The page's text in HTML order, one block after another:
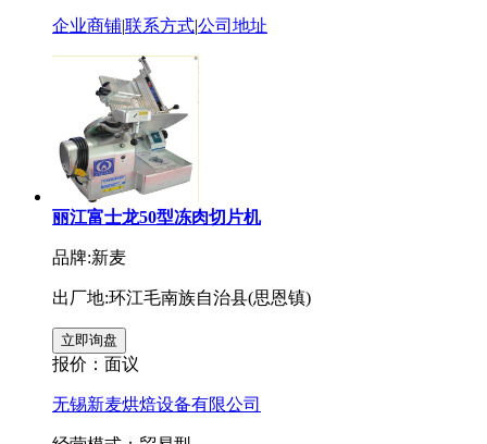
企业商铺|联系方式|公司地址
丽江富士龙50型冻肉切片机
品牌:新麦
出厂地:环江毛南族自治县(思恩镇)
报价： 面议
无锡新麦烘焙设备有限公司